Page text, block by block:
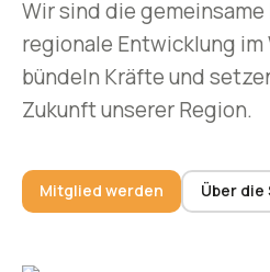
Wir sind die
regionale Entwicklung im
bündeln Kräfte und
Zukunft unserer Region.
Mitglied werden Über die